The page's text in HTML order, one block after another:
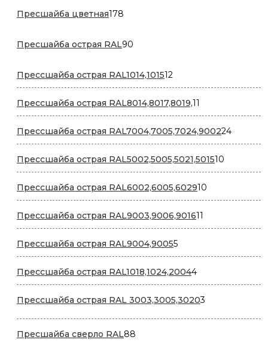
Пресшайба цветная178
Пресшайба острая RAL90
Прессшайба острая RAL1014,101512
товаров
Прессшайба острая RAL8014,8017,8019,11
товаров
Прессшайба острая RAL7004,7005,7024,90022424
товара
Прессшайба острая RAL5002,5005,5021,501510
товаров
Прессшайба острая RAL6002,6005,602910
товаров
Прессшайба острая RAL9003,9006,901611
товаров
Прессшайба острая RAL9004,900555
товаров
Прессшайба острая RAL1018,1024,200444
товара
Прессшайба острая RAL 3003,3005,30203
Пресшайба сверло RAL88